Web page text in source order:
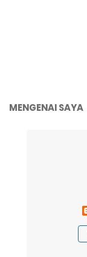
MENGENAI SAYA